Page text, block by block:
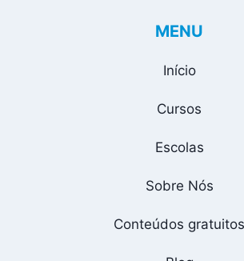
MENU
Início
Cursos
Escolas
Sobre Nós
Conteúdos gratuitos